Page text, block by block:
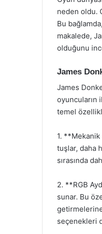
neden oldu.
Bu
makalede,
olduğunu
James
James
oyuncuların
temel
1.
tuşlar, daha
sırasında
2. **RGB
sunar. Bu
seçenekleri